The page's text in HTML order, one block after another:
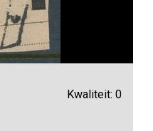
Kwaliteit: 0